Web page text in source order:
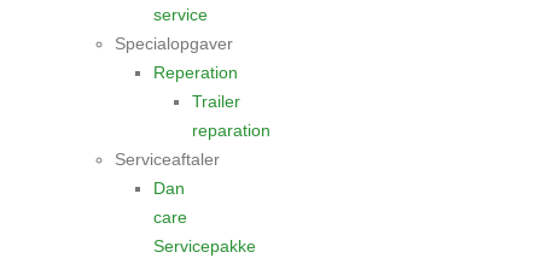
service
Specialopgaver
Reperation
Trailer
reparation
Serviceaftaler
Dan
care
Servicepakke